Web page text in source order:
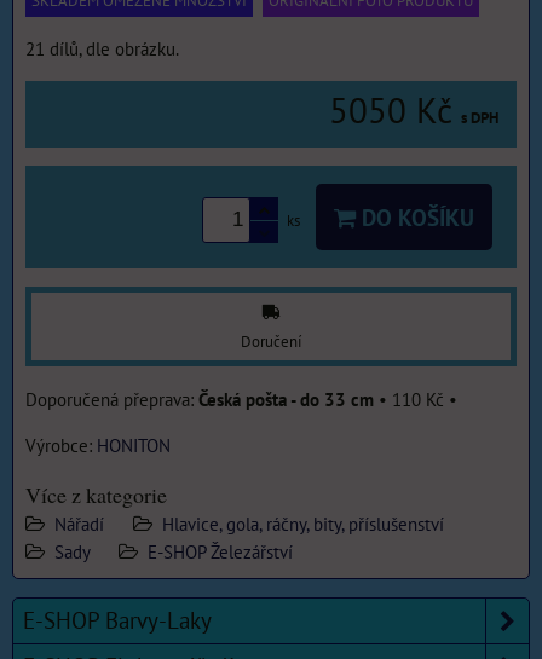
21 dílů, dle obrázku.
5050 Kč s DPH
ks DO KOŠÍKU
Doručení
Česká pošta - do 33 cm • 110 Kč •
Výrobce: HONITON
Více z kategorie
Nářadí
Hlavice, gola, ráčny, bity, příslušenství
Sady
E-SHOP Železářství
E-SHOP Barvy-Laky